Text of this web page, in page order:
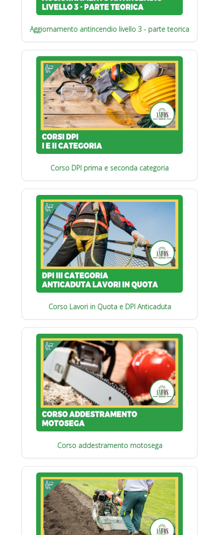
Aggiornamento antincendio livello 3 - parte teorica
Corso DPI prima e seconda categoria
Corso Lavori in Quota e DPI Anticaduta
Corso addestramento motosega